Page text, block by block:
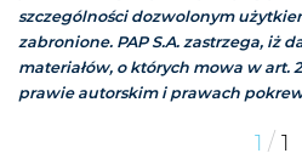
szczególności dozwolonym
zabronione. PAP S.A. zastrzega, iż
materiałów, o których mowa w art.
prawie autorskim i prawach
1 / 1